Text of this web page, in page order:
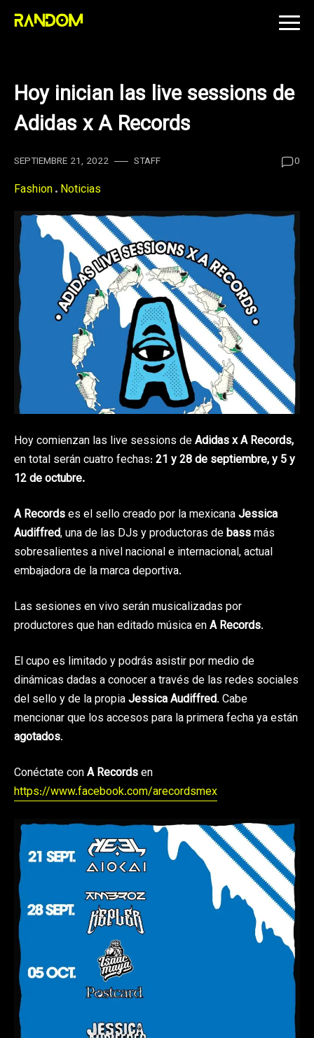
Skip
Hoy inician las live sessions de
Adidas x A Records
SEPTIEMBRE 21, 2022 STAFF 0
Fashion Noticias
Hoy comienzan las live sessions deAdidas x A Records,
en total serán cuatro fechas: 21 y 28 de septiembre, y 5 y
12 de octubre.
A Recordses el sello creado por la mexicanaJessica
Audiffred, una de las DJs y productoras debassmás
sobresalientes a nivel nacional e internacional, actual
embajadora de la marca deportiva.
Las sesiones en vivo serán musicalizadas por
productores que han editado música enA Records.
El cupo es limitado y podrás asistir por medio de
dinámicas dadas a conocer a través de las redes sociales
del sello y de la propiaJessica Audiffred. Cabe
mencionar que los accesos para la primera fecha ya están
agotados.
Conéctate conA Recordsen
https://www.facebook.com/arecordsmex